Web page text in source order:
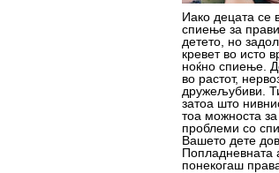
Иако децата се
спиење за
детето, но
кревет во исто
ноќно спиење.
во растот,
дружељубиви.
затоа што
тоа можноста
проблеми со
Вашето дете
Попладневната
понекогаш